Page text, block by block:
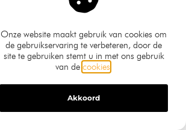
Onze website maakt gebruik van cookies om
de gebruikservaring te verbeteren, door de
site te gebruiken stemt u in met ons gebruik
van de cookies
Akkoord